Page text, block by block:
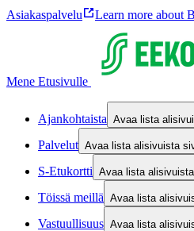
Asiakaspalvelu Learn more about
Mene Etusivulle
Ajankohtaista Avaa lista
Palvelut Avaa lista alisivuista
S-Etukortti Avaa lista
Töissä meillä Avaa lista
Vastuullisuus Avaa lista